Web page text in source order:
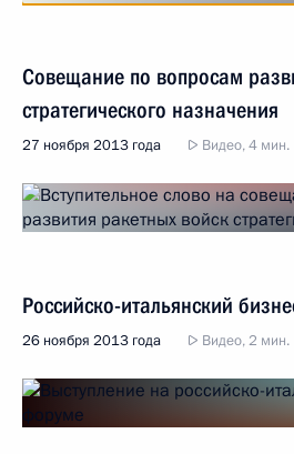
Совещание по вопросам
стратегического назначения
27 ноября 2013 года Видео, 4 мин.
Российско-итальянский
26 ноября 2013 года Видео, 2 мин.